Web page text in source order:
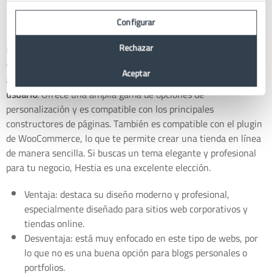
Hestia
Hestia es un tema gratuito y moderno diseñado para sitios
web corporativos, startups y tiendas. Tiene un diseño limpio y
atractivo con un
enfoque en la usabilidad y la experiencia de
usuario. Ofrece una amplia gama de opciones de
personalización y es compatible con los principales
constructores de páginas. También es compatible con el plugin
de WooCommerce, lo que te permite crear una tienda en línea
de manera sencilla. Si buscas un tema elegante y profesional
para tu negocio, Hestia es una excelente elección.
Ventaja: destaca su diseño moderno y profesional,
especialmente diseñado para sitios web corporativos y
tiendas online.
Desventaja: está muy enfocado en este tipo de webs, por
lo que no es una buena opción para blogs personales o
portfolios.
Configurar
Rechazar
Aceptar